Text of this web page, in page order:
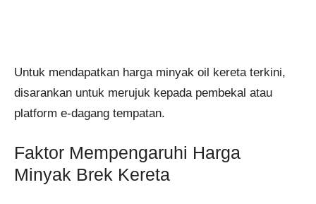
Untuk mendapatkan harga minyak oil kereta terkini,
disarankan untuk merujuk kepada pembekal atau
platform e-dagang tempatan.
Faktor Mempengaruhi Harga
Minyak Brek Kereta